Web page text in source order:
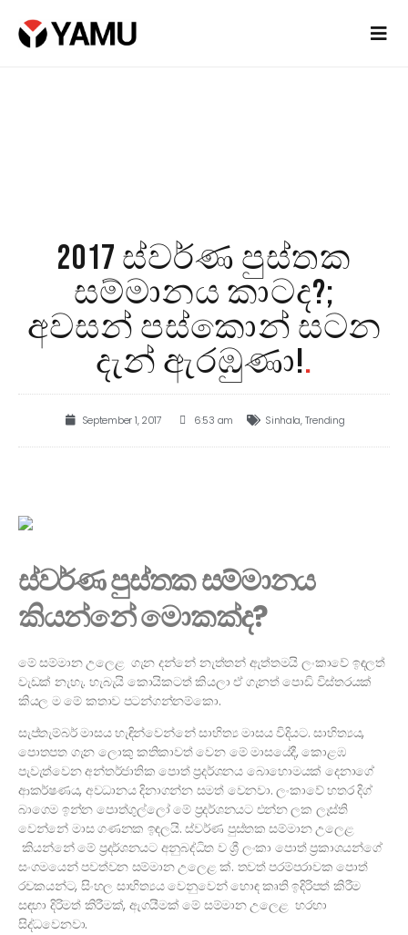
2017 ස්වර්ණ පුස්තක
සම්මානය කාටද?;
අවසන් පස්කොන් සටන
දැන් ඇරඹුණා!.
September 1, 2017 6:53 am Sinhala,Trending
ස්වර්ණ පුස්තක සම්මානය
කියන්නේ මොකක්ද?
මේ සම්මාන උලෙළ ගැන දන්නේ නැත්තන් ඇත්තමයි ලංකාවේ ඉඳලත්
වැඩක් නැහැ. හැබැයි කොයිකටත් කියලා ඒ ගැනත් පොඩි විස්තරයක්
කියල ම මේ කතාව පටන්ගන්නම්කො.
සැප්තැම්බර් මාසය හැඳින්වෙන්නේ සාහිත්‍ය මාසය විදියට. සාහිත්‍යය,
පොතපත ගැන ලොකු කතිකාවත් වෙන මේ මාසයේදී, කොළඹ
පැවැත්වෙන අන්තර්ජාතික පොත් ප්‍රදර්ශනය බොහොමයක් දෙනාගේ
ආකර්ෂණය, අවධානය දිනාගන්න සමත් වෙනවා. ලංකාවේ හතර දිග්
බාගෙම ඉන්න පොත්ගුල්ලෝ මේ ප්‍රදර්ශනයට එන්න ලක ලෑස්ති
වෙන්නේ මාස ගණනක ඉඳලයි. ස්වර්ණ පුස්තක සම්මාන උලෙළ
කියන්නේ මේ ප්‍රදර්ශනයට අනුබද්ධිත ව ශ්‍රී ලංකා පොත් ප්‍රකාශයන්ගේ
සංගමයෙන් පවත්වන සම්මාන උලෙළ ක්. තවත් පරම්පරාවක පොත්
රචකයන්ට, සිංහල සාහිත්‍යය වෙනුවෙන් හොඳ කෘති ඉදිරිපත් කිරීම
සඳහා දිරිමත් කිරීමක්, ඇගයීමක් මේ සම්මාන උලෙළ හරහා
සිද්ධවෙනවා.